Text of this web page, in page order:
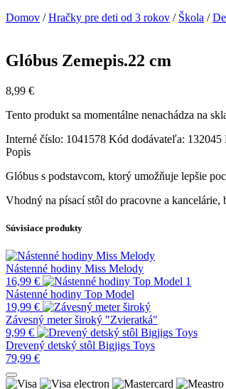
Domov /Hračky pre deti od 3 rokov / Škola /
Glóbus Zemepis.22 cm
8,99 €
Tento produkt sa momentálne nenachádza na
Interné číslo: 1041578 Kód dodávateľa: 132045
Popis
Glóbus s podstavcom, ktorý umožňuje lepšie
Vhodný na písací stôl do pracovne a kancelárie,
Súvisiace produkty
Nástenné hodiny Miss Melody
16,99 €
Nástenné hodiny Top Model
19,99 €
Závesný meter široký "Zvieratká"
9,99 €
Drevený detský stôl Bigjigs Toys
79,99 €